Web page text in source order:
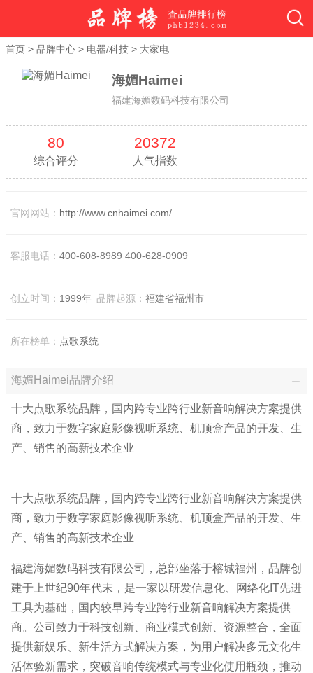
首页 > 品牌中心 > 电器/科技 > 大家电
海媚Haimei
福建海媚数码科技有限公司
80
综合评分
20372
人气指数
官网网站： http://www.cnhaimei.com/
客服电话： 400-608-8989 400-628-0909
创立时间： 1999年 品牌起源： 福建省福州市
所在榜单： 点歌系统
海媚Haimei品牌介绍
十大点歌系统品牌，国内跨专业跨行业新音响解决方案提供
商，致力于数字家庭影像视听系统、机顶盒产品的开发、生
产、销售的高新技术企业
十大点歌系统品牌，国内跨专业跨行业新音响解决方案提供
商，致力于数字家庭影像视听系统、机顶盒产品的开发、生
产、销售的高新技术企业
福建海媚数码科技有限公司，总部坐落于榕城福州，品牌创
建于上世纪90年代末，是一家以研发信息化、网络化IT先进
工具为基础，国内较早跨专业跨行业新音响解决方案提供
商。公司致力于科技创新、商业模式创新、资源整合，全面
提供新娱乐、新生活方式解决方案，为用户解决多元文化生
活体验新需求，突破音响传统模式与专业化使用瓶颈，推动